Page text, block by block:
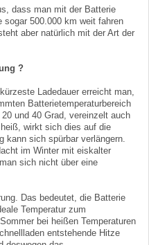
dass man mit der Batterie
500.000 km weit fahren
aber natürlich mit der Art der
?
Ladedauer erreicht man,
Batterietemperaturbereich
und 40 Grad, vereinzelt auch
wirkt sich dies auf die
kann sich spürbar verlängern.
im Winter mit eiskalter
sich nicht über eine
Das bedeutet, die Batterie
Temperatur zum
bei heißen Temperaturen
entstehende Hitze